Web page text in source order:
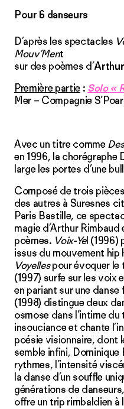
Pour 6 danseurs
D’après les spectacles
Mouv’Ment
sur des poèmes d’
Première partie : Solo «
Mer – Compagnie
Avec un titre comme
en 1996, la chorégraphe
large les portes d’une
Composé de trois
des autres à Suresnes
Paris Bastille, ce
magie d’Arthur
poèmes. Voix-Yel (1996)
issus du mouvement hip
Voyellespour évoquer le
(1997) surfe sur les voix
en pariant sur une
(1998) distingue deux
osmose dans l’intime
insouciance et chante
poésie visionnaire, dont
semble infini, Dominique
rythmes, l’intensité
la danse d’un souffle
générations de danseurs
offre un trip rimbaldien à